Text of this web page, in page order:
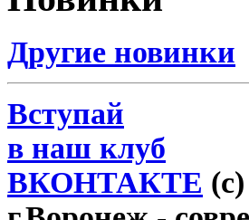
Другие новинки
Вступай
в наш клуб
ВКОНТАКТЕ